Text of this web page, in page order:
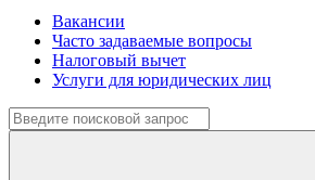
Вакансии
Часто задаваемые вопросы
Налоговый вычет
Услуги для юридических лиц